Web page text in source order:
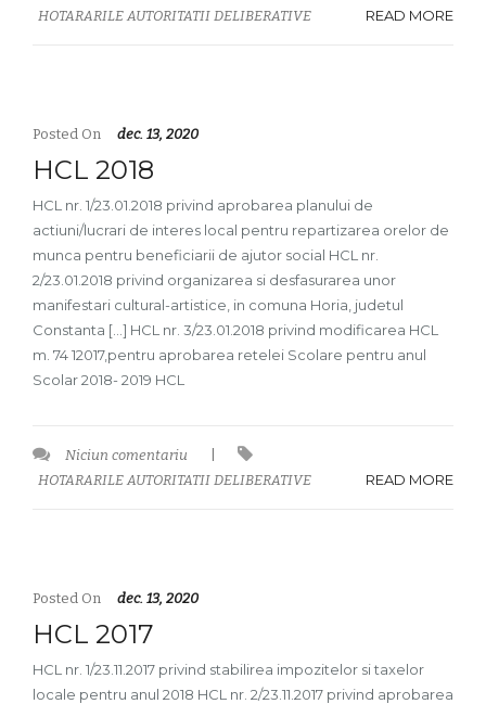
HOTARARILE AUTORITATII DELIBERATIVE
READ MORE
Posted On dec. 13, 2020
HCL 2018
HCL nr. 1/23.01.2018 privind aprobarea planului de
actiuni/lucrari de interes local pentru repartizarea orelor de
munca pentru beneficiarii de ajutor social HCL nr.
2/23.01.2018 privind organizarea si desfasurarea unor
manifestari cultural-artistice, in comuna Horia, judetul
Constanta […] HCL nr. 3/23.01.2018 privind modificarea HCL
m. 74 12017,pentru aprobarea retelei Scolare pentru anul
Scolar 2018- 2019 HCL
Niciun comentariu
HOTARARILE AUTORITATII DELIBERATIVE
READ MORE
Posted On dec. 13, 2020
HCL 2017
HCL nr. 1/23.11.2017 privind stabilirea impozitelor si taxelor
locale pentru anul 2018 HCL nr. 2/23.11.2017 privind aprobarea